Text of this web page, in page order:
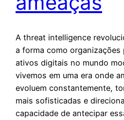
A threat intelligence
a forma como organizações
ativos digitais no mundo
vivemos em uma era onde
evoluem constantemente,
mais sofisticadas e
capacidade de antecipar